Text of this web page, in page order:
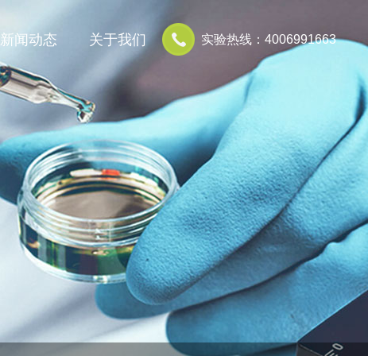
实验热线：4006991663
新闻动态 关于我们